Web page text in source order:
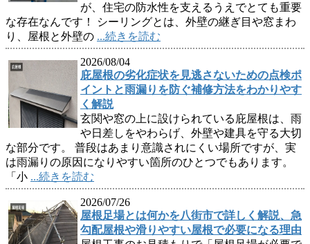
が、住宅の防水性を支えるうえでとても重要
な存在なんです！ シーリングとは、外壁の継ぎ目や窓まわ
り、屋根と外壁の ...続きを読む
2026/08/04
庇屋根の劣化症状を見逃さないための点検ポ
イントと雨漏りを防ぐ補修方法をわかりやす
く解説
玄関や窓の上に設けられている庇屋根は、雨
や日差しをやわらげ、外壁や建具を守る大切
な部分です。 普段はあまり意識されにくい場所ですが、実
は雨漏りの原因になりやすい箇所のひとつでもあります。
「小 ...続きを読む
2026/07/26
屋根足場とは何かを八街市で詳しく解説、急
勾配屋根や滑りやすい屋根で必要になる理由